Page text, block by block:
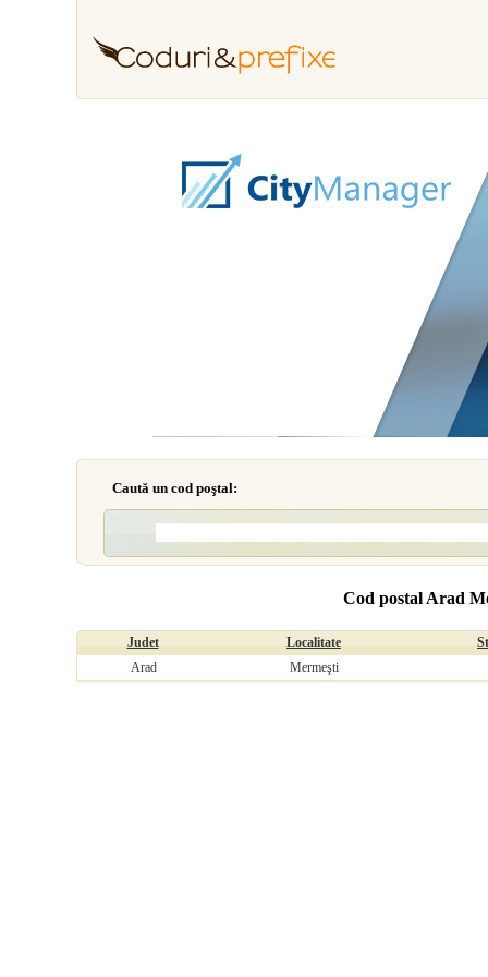
Caută un cod poştal:
Cod postal Arad
Judet Localitate
Arad
Mermeşti